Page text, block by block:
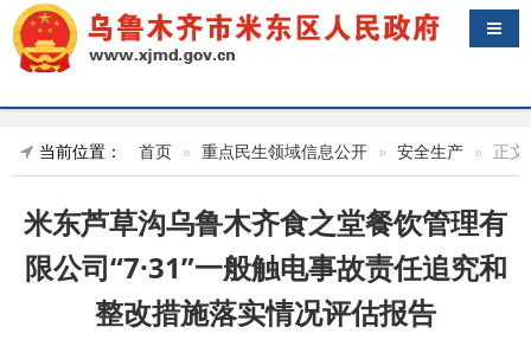
导航
当前位置： 首页 重点民生领域信息公开 安全生产 正文
米东芦草沟乌鲁木齐食之堂餐饮管理有
限公司“7·31”一般触电事故责任追究和
整改措施落实情况评估报告